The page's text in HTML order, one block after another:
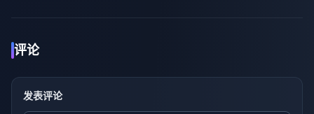
评论
发表评论